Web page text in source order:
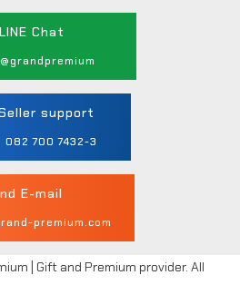
LINE Chat
support
082 700 7432-3
E-mail
premium.com
| Gift and Premium provider. All